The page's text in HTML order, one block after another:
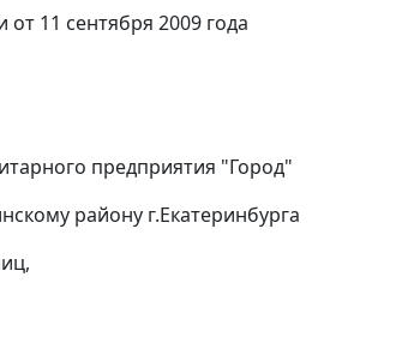
11 сентября 2009 года
предприятия "Город"
району г.Екатеринбурга